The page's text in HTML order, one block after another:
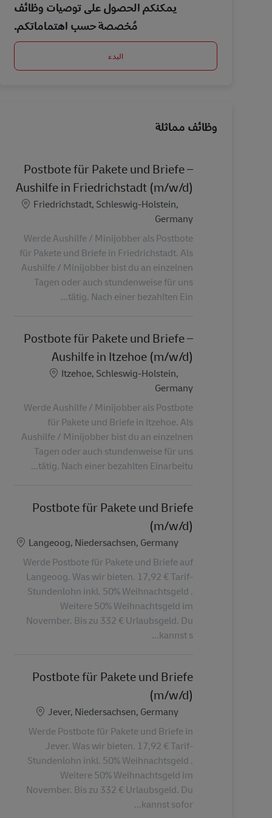
يمكنكم الحصول على توصيات وظائف
مُخصصة حسب اهتماماتكم.
البدء
وظائف مماثلة
Postbote für Pakete und Briefe –
Aushilfe in Friedrichstadt (m/w/d)
الموقع
Friedrichstadt, Schleswig-Holstein,
Germany
Werde Aushilfe / Minijobber als Postbote
für Pakete und Briefe in Friedrichstadt. Als
Aushilfe / Minijobber bist du an einzelnen
Tagen oder auch stundenweise für uns
tätig. Nach einer bezahlten Ein...
Postbote für Pakete und Briefe –
Aushilfe in Itzehoe (m/w/d)
الموقع
Itzehoe, Schleswig-Holstein,
Germany
Werde Aushilfe / Minijobber als Postbote
für Pakete und Briefe in Itzehoe. Als
Aushilfe / Minijobber bist du an einzelnen
Tagen oder auch stundenweise für uns
tätig. Nach einer bezahlten Einarbeitu...
Postbote für Pakete und Briefe
(m/w/d)
الموقع
Langeoog, Niedersachsen, Germany
Werde Postbote für Pakete und Briefe auf
Langeoog. Was wir bieten. 17,92 € Tarif-
Stundenlohn inkl. 50% Weihnachtsgeld .
Weitere 50% Weihnachtsgeld im
November. Bis zu 332 € Urlaubsgeld. Du
kannst s...
Postbote für Pakete und Briefe
(m/w/d)
الموقع
Jever, Niedersachsen, Germany
Werde Postbote für Pakete und Briefe in
Jever. Was wir bieten. 17,92 € Tarif-
Stundenlohn inkl. 50% Weihnachtsgeld .
Weitere 50% Weihnachtsgeld im
November. Bis zu 332 € Urlaubsgeld. Du
kannst sofor...